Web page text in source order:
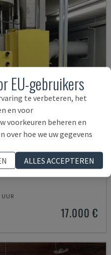
17.000 €
EU-gebruikers
te verbeteren, het
en voor
voorkeuren beheren en
over hoe we uw gegevens
ALLES ACCEPTEREN